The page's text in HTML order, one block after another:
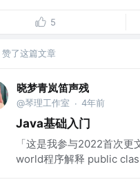
5
赞了这篇文章
晓梦青岚笛声残
@琴理工作室 · 4年前
Java基础入门
「这是我参与2022首次
world程序解释 public